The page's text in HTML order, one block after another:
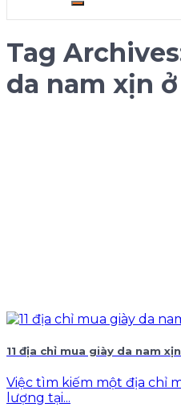
Tag
da nam xịn
11 địa chỉ mua giày da nam
Việc tìm kiếm một địa chỉ
lượng tại...